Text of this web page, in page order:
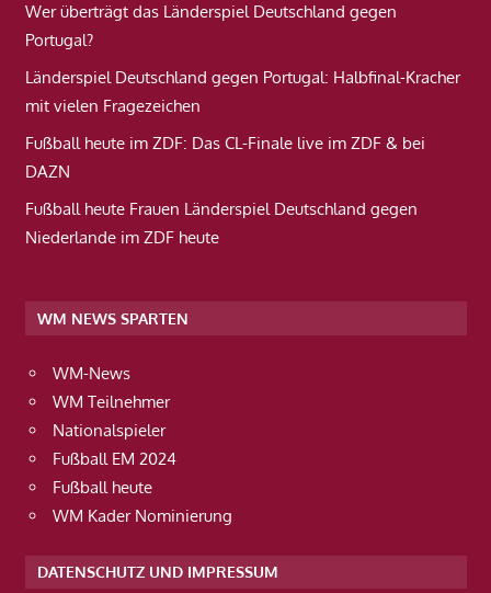
Wer überträgt das Länderspiel Deutschland gegen
Portugal?
Länderspiel Deutschland gegen Portugal: Halbfinal-Kracher
mit vielen Fragezeichen
Fußball heute im ZDF: Das CL-Finale live im ZDF & bei
DAZN
Fußball heute Frauen Länderspiel Deutschland gegen
Niederlande im ZDF heute
WM NEWS SPARTEN
WM-News
WM Teilnehmer
Nationalspieler
Fußball EM 2024
Fußball heute
WM Kader Nominierung
DATENSCHUTZ UND IMPRESSUM